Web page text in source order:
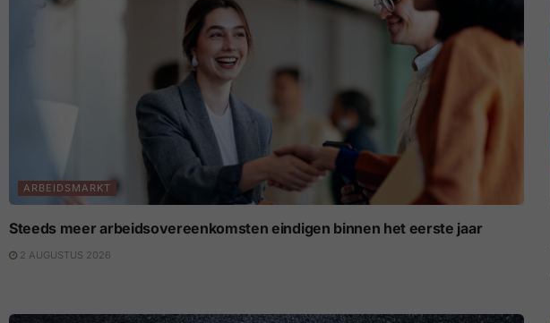
ARBEIDSMARKT
Steeds meer arbeidsovereenkomsten eindigen binnen het eerste jaar
2 AUGUSTUS 2026